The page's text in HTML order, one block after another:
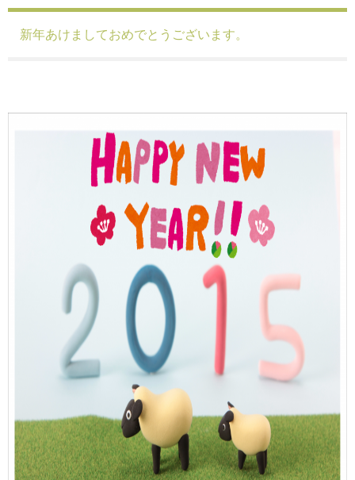
新年あけましておめでとうございます。